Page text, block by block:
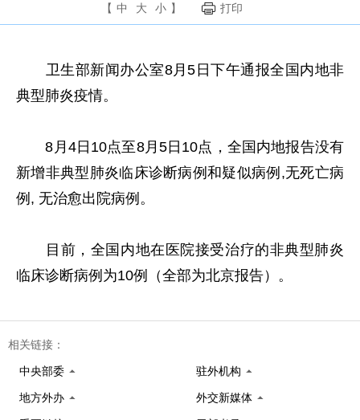
【 中 大 小 】 打印
卫生部新闻办公室8月5日下午通报全国内地非
典型肺炎疫情。
8月4日10点至8月5日10点，全国内地报告没有
新增非典型肺炎临床诊断病例和疑似病例,无死亡病
例, 无治愈出院病例。
目前，全国内地在医院接受治疗的非典型肺炎
临床诊断病例为10例（全部为北京报告）。
相关链接：
中央部委 驻外机构
地方外办 外交新媒体